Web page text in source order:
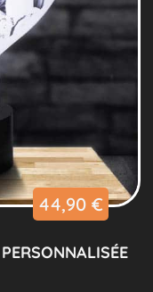
44,90 €